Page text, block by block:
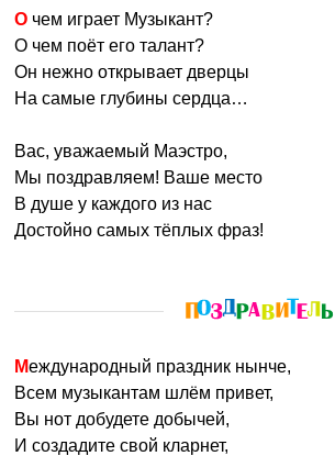
О чем играет Музыкант?
О чем поёт его талант?
Он нежно открывает дверцы
На самые глубины сердца…
Вас, уважаемый Маэстро,
Мы поздравляем! Ваше место
В душе у каждого из нас
Достойно самых тёплых фраз!
Международный праздник нынче,
Всем музыкантам шлём привет,
Вы нот добудете добычей,
И создадите свой кларнет,